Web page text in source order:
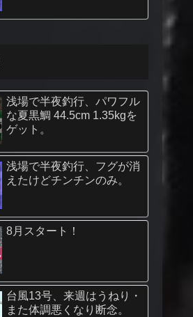
浅場で半夜釣行、パワフル
な夏黒鯛 44.5cm 1.35kgを
ゲット。
浅場で半夜釣行、フグが消
えたけどチンチンのみ。
8月スタート！
台風13号、来週はうねり・
また体調悪くなり断念。